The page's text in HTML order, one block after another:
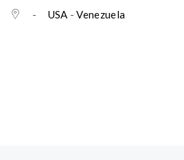
- USA -Venezuela